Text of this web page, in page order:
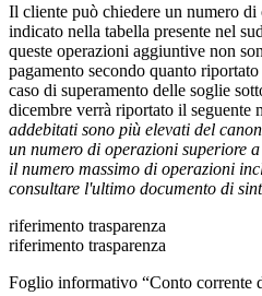
Il cliente può chiedere un numero
indicato nella tabella presente nel
queste operazioni aggiuntive non
pagamento secondo quanto
caso di superamento delle soglie
dicembre verrà riportato il seguente
addebitati sono più elevati del
un numero di operazioni superiore
il numero massimo di operazioni
consultare l'ultimo documento di
riferimento trasparenza
riferimento trasparenza
Foglio informativo “Conto corrente